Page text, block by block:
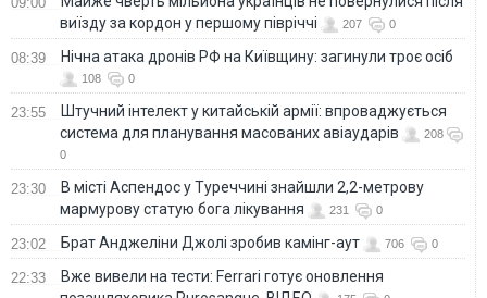
виїзду за кордон у першому півріччі
207 0
08:39 Нічна атака дронів РФ на Київщину: загинули троє осіб
108 0
23:55
Штучний інтелект у китайській армії: впроваджується
система для планування масованих авіаударів
208
0
23:30
В місті Аспендос у Туреччині знайшли 2,2-метрову
мармурову статую бога лікування
231 0
23:02 Брат Анджеліни Джолі зробив камінг-аут 706 0
22:33
Вже вивели на тести: Ferrari готує оновлення